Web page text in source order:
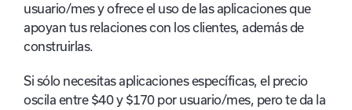
usuario/mes y ofrece el uso de las aplicaciones que
apoyan tus relaciones con los clientes, además de
construirlas.
Si sólo necesitas aplicaciones específicas, el precio
oscila entre $40 y $170 por usuario/mes, pero te da la